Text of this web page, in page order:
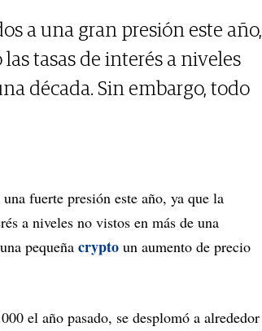
a una gran presión este año,
tasas de interés a niveles
década. Sin embargo, todo
fuerte presión este año, ya que la
a niveles no vistos en más de una
pequeña crypto un aumento de precio
el año pasado, se desplomó a alrededor